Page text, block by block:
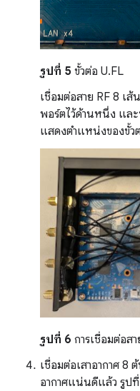
รูปที่ 5 ขั้วต่อ U.FL
เชื่อมต่อสาย RF 8 เ
พอร์ตไว้ด้านหนึ่ง แล
แสดงตำแหน่งของขั้ว
รูปที่ 6 การเชื่อมต่อส
เชื่อมต่อเสาอากาศ 8
อากาศแน่นดีแล้ว รูป